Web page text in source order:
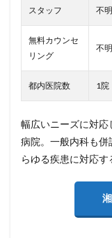
スタッフ 不明
無料カウンセ
リング
不明
都内医院数 1院
幅広いニーズに対
病院。一般内科も併
らゆる疾患に対応す